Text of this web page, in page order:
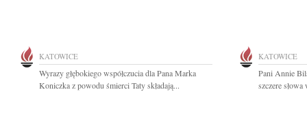
KATOWICE
Wyrazy głębokiego współczucia dla Pana Marka
Koniczka z powodu śmierci Taty składają...
KATOWICE
Pani Annie
szczere